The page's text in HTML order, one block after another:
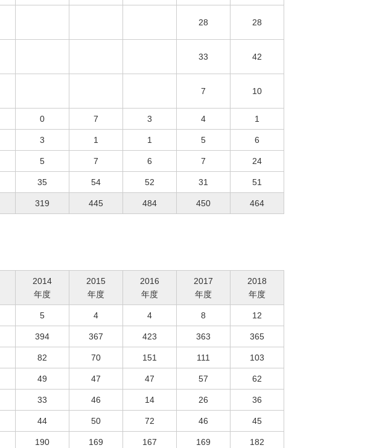
28 28
33 42
7 10
0 7 3 4 1
3 1 1 5 6
5 7 6 7 24
35 54 52 31 51
319 445 484 450 464
2014
年度
2015
年度
2016
年度
2017
年度
2018
年度
5 4 4 8 12
394 367 423 363 365
82 70 151 111 103
49 47 47 57 62
33 46 14 26 36
44 50 72 46 45
190 169 167 169 182